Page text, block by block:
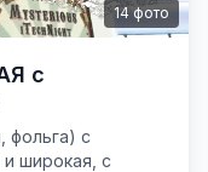
14фото
с
фольга) с
широкая, с